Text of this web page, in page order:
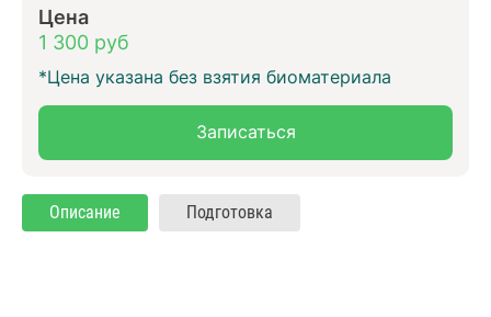
Цена
1 300 руб
*Цена указана без взятия биоматериала
Записаться
Описание Подготовка